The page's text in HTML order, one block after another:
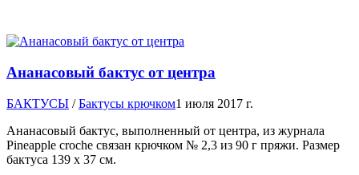
Ананасовый бактус от центра
БАКТУСЫ /Бактусы крючком1 июля 2017 г.
Ананасовый бактус, выполненный от центра, из журнала
Pineapple croche связан крючком № 2,3 из 90 г пряжи. Размер
бактуса 139 х 37 см.